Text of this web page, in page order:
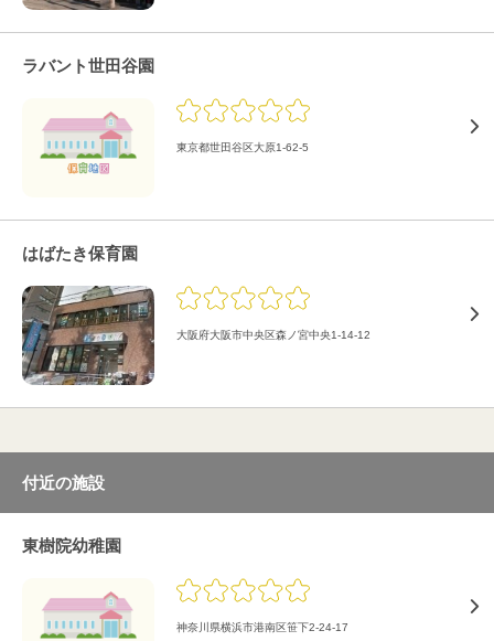
ラバント世田谷園
東京都世田谷区大原1-62-5
はばたき保育園
大阪府大阪市中央区森ノ宮中央1-14-12
付近の施設
東樹院幼稚園
神奈川県横浜市港南区笹下2-24-17